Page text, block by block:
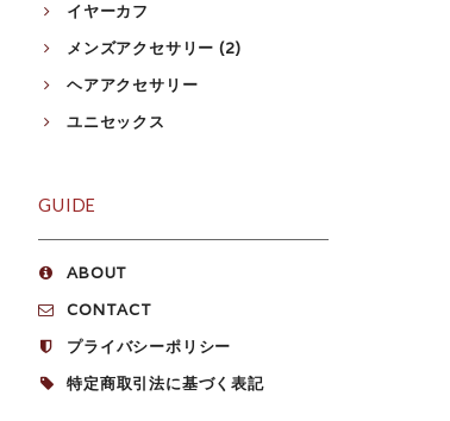
イヤーカフ
メンズアクセサリー (2)
ヘアアクセサリー
ユニセックス
GUIDE
ABOUT
CONTACT
プライバシーポリシー
特定商取引法に基づく表記